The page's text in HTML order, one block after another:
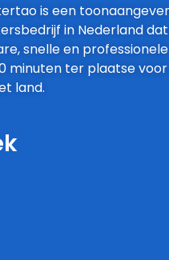
is een
in Nederland
snelle en
minuten ter plaatse
land.